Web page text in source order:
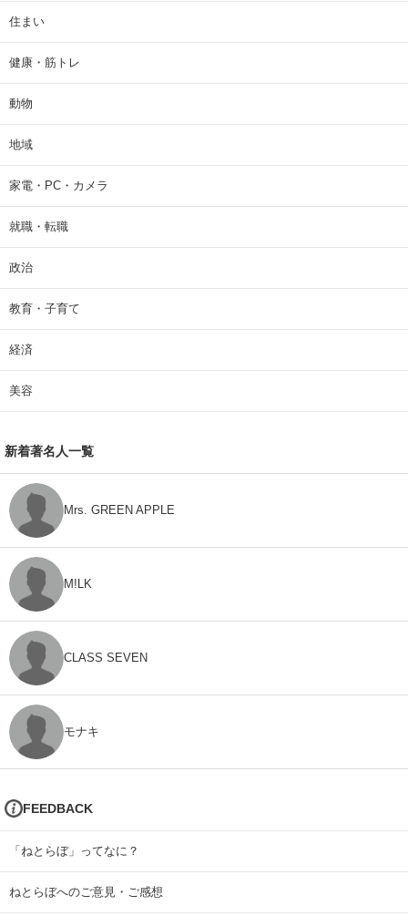
住まい
健康・筋トレ
動物
地域
家電・PC・カメラ
就職・転職
政治
教育・子育て
経済
美容
新着著名人一覧
Mrs. GREEN APPLE
M!LK
CLASS SEVEN
モナキ
FEEDBACK
「ねとらぼ」ってなに？
ねとらぼへのご意見・ご感想